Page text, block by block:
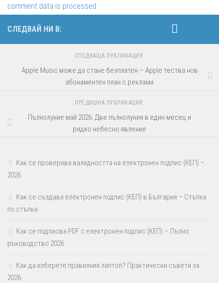
comment data is processed.
СЛЕДВАЙ НИ В:
СЛЕДВАЩА ПУБЛИКАЦИЯ
Apple Music може да стане безплатен – Apple тества нов
абонаментен план с реклами
ПРЕДИШНА ПУБЛИКАЦИЯ
Пълнолуние май 2026: Две пълнолуния в един месец и
рядко небесно явление
Как се проверява валидността на електронен подпис (КЕП) –
2026
Как се създава електронен подпис (КЕП) в България – Стъпка
по стъпка
Как се подписва PDF с електронен подпис (КЕП) – Пълно
ръководство 2026
Как да изберете правилния лаптоп? Практически съвети за
2026